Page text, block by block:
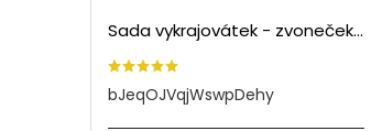
Sada vykrajovátek - zvoneček (3ks)
bJeqOJVqjWswpDehy